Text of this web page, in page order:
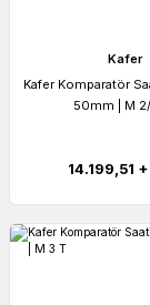
Kafer
Kafer Komparatör
50mm | M
14.199,51 +